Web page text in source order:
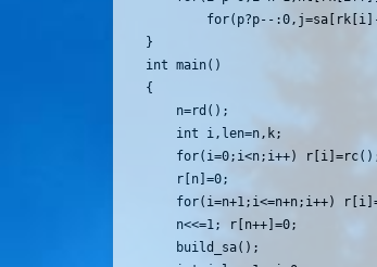
}
int main()
{